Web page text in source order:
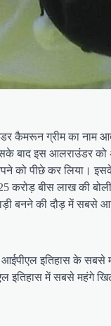
ग्रीम का नाम
बाद इस आलराउंडर
को पीछे कर
बीस लाख की
बनने की दौड़ में सबसे
इतिहास के सबसे
में सबसे महंगे